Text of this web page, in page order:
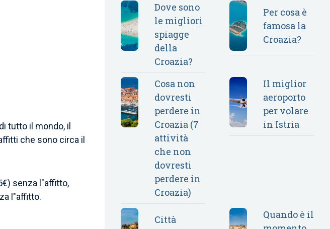
tutto il mondo, il
che sono circa il
senza l"affitto,
l"affitto.
Dove sono
le migliori
spiagge
della
Croazia?
Per cosa è
famosa la
Croazia?
Cosa non
dovresti
perdere in
Croazia (7
attività
che non
dovresti
perdere in
Croazia)
Il miglior
aeroporto
per volare
in Istria
Città
Quando è il